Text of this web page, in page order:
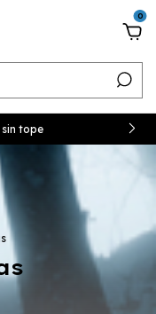
0
sin tope